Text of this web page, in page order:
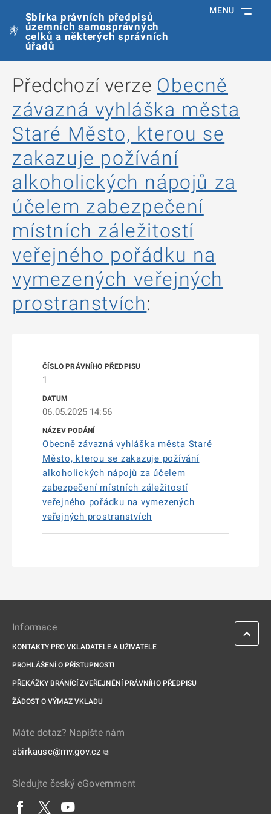
Sbírka právních předpisů
územních samosprávných
celků a některých správních
úřadů
MENU
Předchozí verze Obecně
závazná vyhláška města
Staré Město, kterou se
zakazuje požívání
alkoholických nápojů za
účelem zabezpečení
místních záležitostí
veřejného pořádku na
vymezených veřejných
prostranstvích:
1
06.05.2025 14:56
Obecně závazná vyhláška města Staré
Město, kterou se zakazuje požívání
alkoholických nápojů za účelem
zabezpečení místních záležitostí
veřejného pořádku na vymezených
veřejných prostranstvích
Informace
KONTAKTY PRO VKLADATELE A UŽIVATELE
PROHLÁŠENÍ O PŘÍSTUPNOSTI
PŘEKÁŽKY BRÁNÍCÍ ZVEŘEJNĚNÍ PRÁVNÍHO PŘEDPISU
ŽÁDOST O VÝMAZ VKLADU
Máte dotaz? Napište nám
sbirkausc@mv.gov.cz ⧉
Sledujte český eGovernment